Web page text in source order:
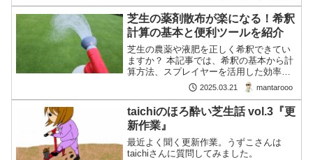
芝生の薬剤散布が楽になる！希釈
計算の基本と便利ツールを紹介
芝生の農薬や液肥を正しく希釈できてい
ますか？ 本記事では、希釈の基本から計
算方法、スプレイヤーを活用した効率的
な散布方法までを徹底解説！便利な計算
ツールも紹介します。
2025.03.21 mantarooo
taichiのほろ酔い芝生話 vol.3『更
新作業』
最近よく聞く更新作業。うずこさんは
taichiさんに質問してみました。